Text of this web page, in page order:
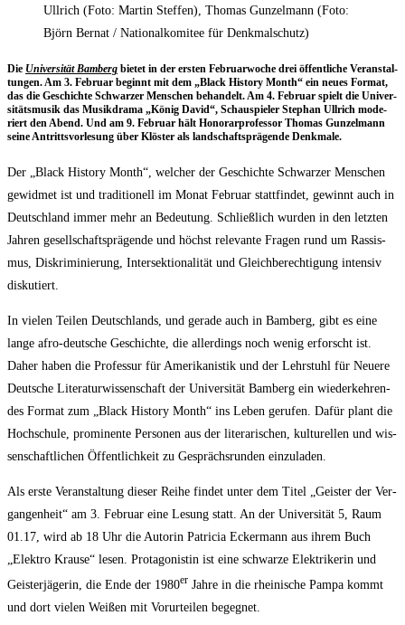
Ullrich (Foto: Martin Steffen), Thomas Gunzelmann (Foto:
Björn Bernat / Nationalkomitee für Denkmalschutz)
Die Uni­ver­si­tät Bam­berg bie­tet in der ers­ten Febru­ar­wo­che drei öffent­li­che Ver­an­stal­
tun­gen. Am 3. Febru­ar beginnt mit dem „Black Histo­ry Month“ ein neu­es For­mat,
das die Geschich­te Schwar­zer Men­schen behan­delt. Am 4. Febru­ar spielt die Uni­ver­
si­täts­mu­sik das Musik­dra­ma „König David“, Schau­spie­ler Ste­phan Ull­rich mode­
riert den Abend. Und am 9. Febru­ar hält Hono­rar­pro­fes­sor Tho­mas Gun­zel­mann
sei­ne Antritts­vor­le­sung über Klös­ter als land­schafts­prä­gen­de Denkmale.
Der „Black Histo­ry Month“, wel­cher der Geschich­te Schwar­zer Men­schen
gewid­met ist und tra­di­tio­nell im Monat Febru­ar statt­fin­det, gewinnt auch in
Deutsch­land immer mehr an Bedeu­tung. Schließ­lich wur­den in den letz­ten
Jah­ren gesell­schafts­prä­gen­de und höchst rele­van­te Fra­gen rund um Ras­sis­
mus, Dis­kri­mi­nie­rung, Inter­sek­tio­na­li­tät und Gleich­be­rech­ti­gung inten­siv
diskutiert.
In vie­len Tei­len Deutsch­lands, und gera­de auch in Bam­berg, gibt es eine
lan­ge afro-deut­sche Geschich­te, die aller­dings noch wenig erforscht ist.
Daher haben die Pro­fes­sur für Ame­ri­ka­nis­tik und der Lehr­stuhl für Neue­re
Deut­sche Lite­ra­tur­wis­sen­schaft der Uni­ver­si­tät Bam­berg ein wie­der­keh­ren­
des For­mat zum „Black Histo­ry Month“ ins Leben geru­fen. Dafür plant die
Hoch­schu­le, pro­mi­nen­te Per­so­nen aus der lite­ra­ri­schen, kul­tu­rel­len und wis­
sen­schaft­li­chen Öffent­lich­keit zu Gesprächs­run­den einzuladen.
Als ers­te Ver­an­stal­tung die­ser Rei­he fin­det unter dem Titel „Geis­ter der Ver­
gan­gen­heit“ am 3. Febru­ar eine Lesung statt. An der Uni­ver­si­tät 5, Raum
01.17, wird ab 18 Uhr die Autorin Patri­cia Ecker­mann aus ihrem Buch
„Elek­tro Krau­se“ lesen. Prot­ago­nis­tin ist eine schwar­ze Elek­tri­ke­rin und
Geis­ter­jä­ge­rin, die Ende der 1980er Jah­re in die rhei­ni­sche Pam­pa kommt
und dort vie­len Wei­ßen mit Vor­ur­tei­len begegnet.